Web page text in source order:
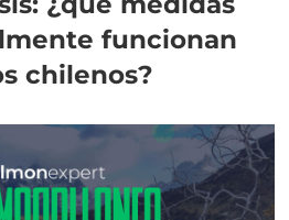
funcionan
chilenos?